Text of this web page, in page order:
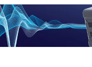
Для удобства на изделии
Изделие соответствует